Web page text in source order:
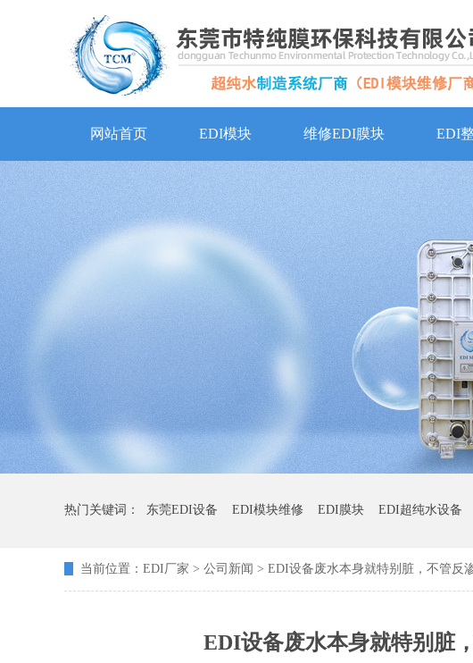
网站首页 EDI模块 维修EDI膜块 EDI
热门关键词： 东莞EDI设备 EDI模块维修 EDI膜块 EDI超纯水设备
当前位置： EDI厂家 > 公司新闻 > EDI设备废水本身就特别脏，不管反
EDI设备废水本身就特别脏